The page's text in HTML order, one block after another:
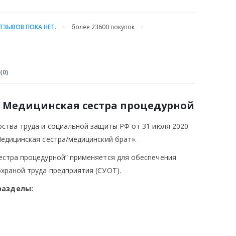
ПОКА НЕТ. более 23600покупок
сестра процедурной
труда и социальной защиты РФ от 31 июля 2020
сестра/медицинский брат».
процедурной” применяется для обеспечения
труда предприятия (СУОТ).